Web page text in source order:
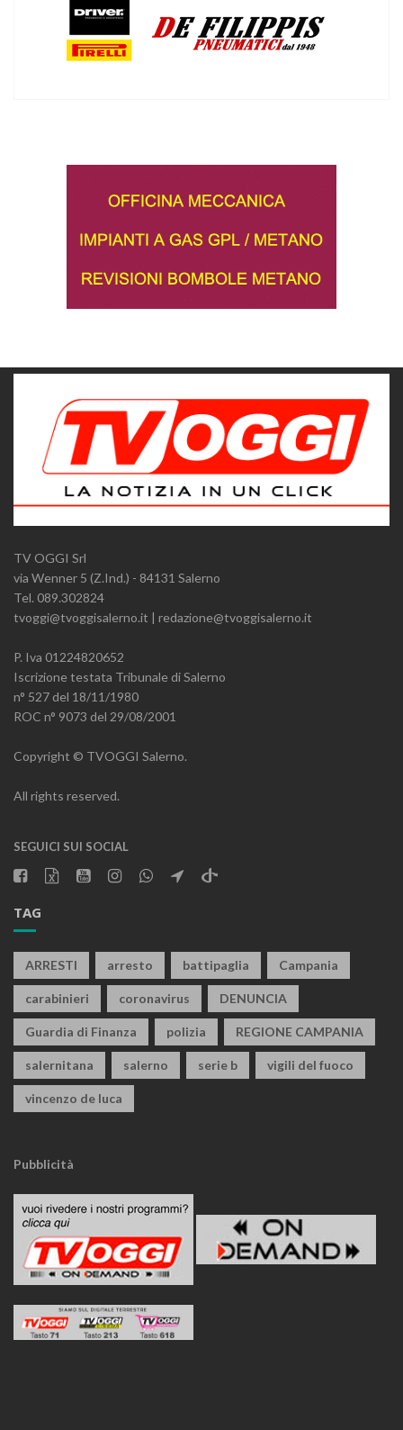
TV OGGI Srl
via Wenner 5 (Z.Ind.) - 84131 Salerno
Tel. 089.302824
tvoggi@tvoggisalerno.it | redazione@tvoggisalerno.it
P. Iva 01224820652
Iscrizione testata Tribunale di Salerno
n° 527 del 18/11/1980
ROC n° 9073 del 29/08/2001
Copyright © TVOGGI Salerno.
All rights reserved.
SEGUICI SUI SOCIAL
TAG
ARRESTI arresto battipaglia Campania
carabinieri coronavirus DENUNCIA
Guardia di Finanza polizia REGIONE CAMPANIA
salernitana salerno serie b vigili del fuoco
vincenzo de luca
Pubblicità